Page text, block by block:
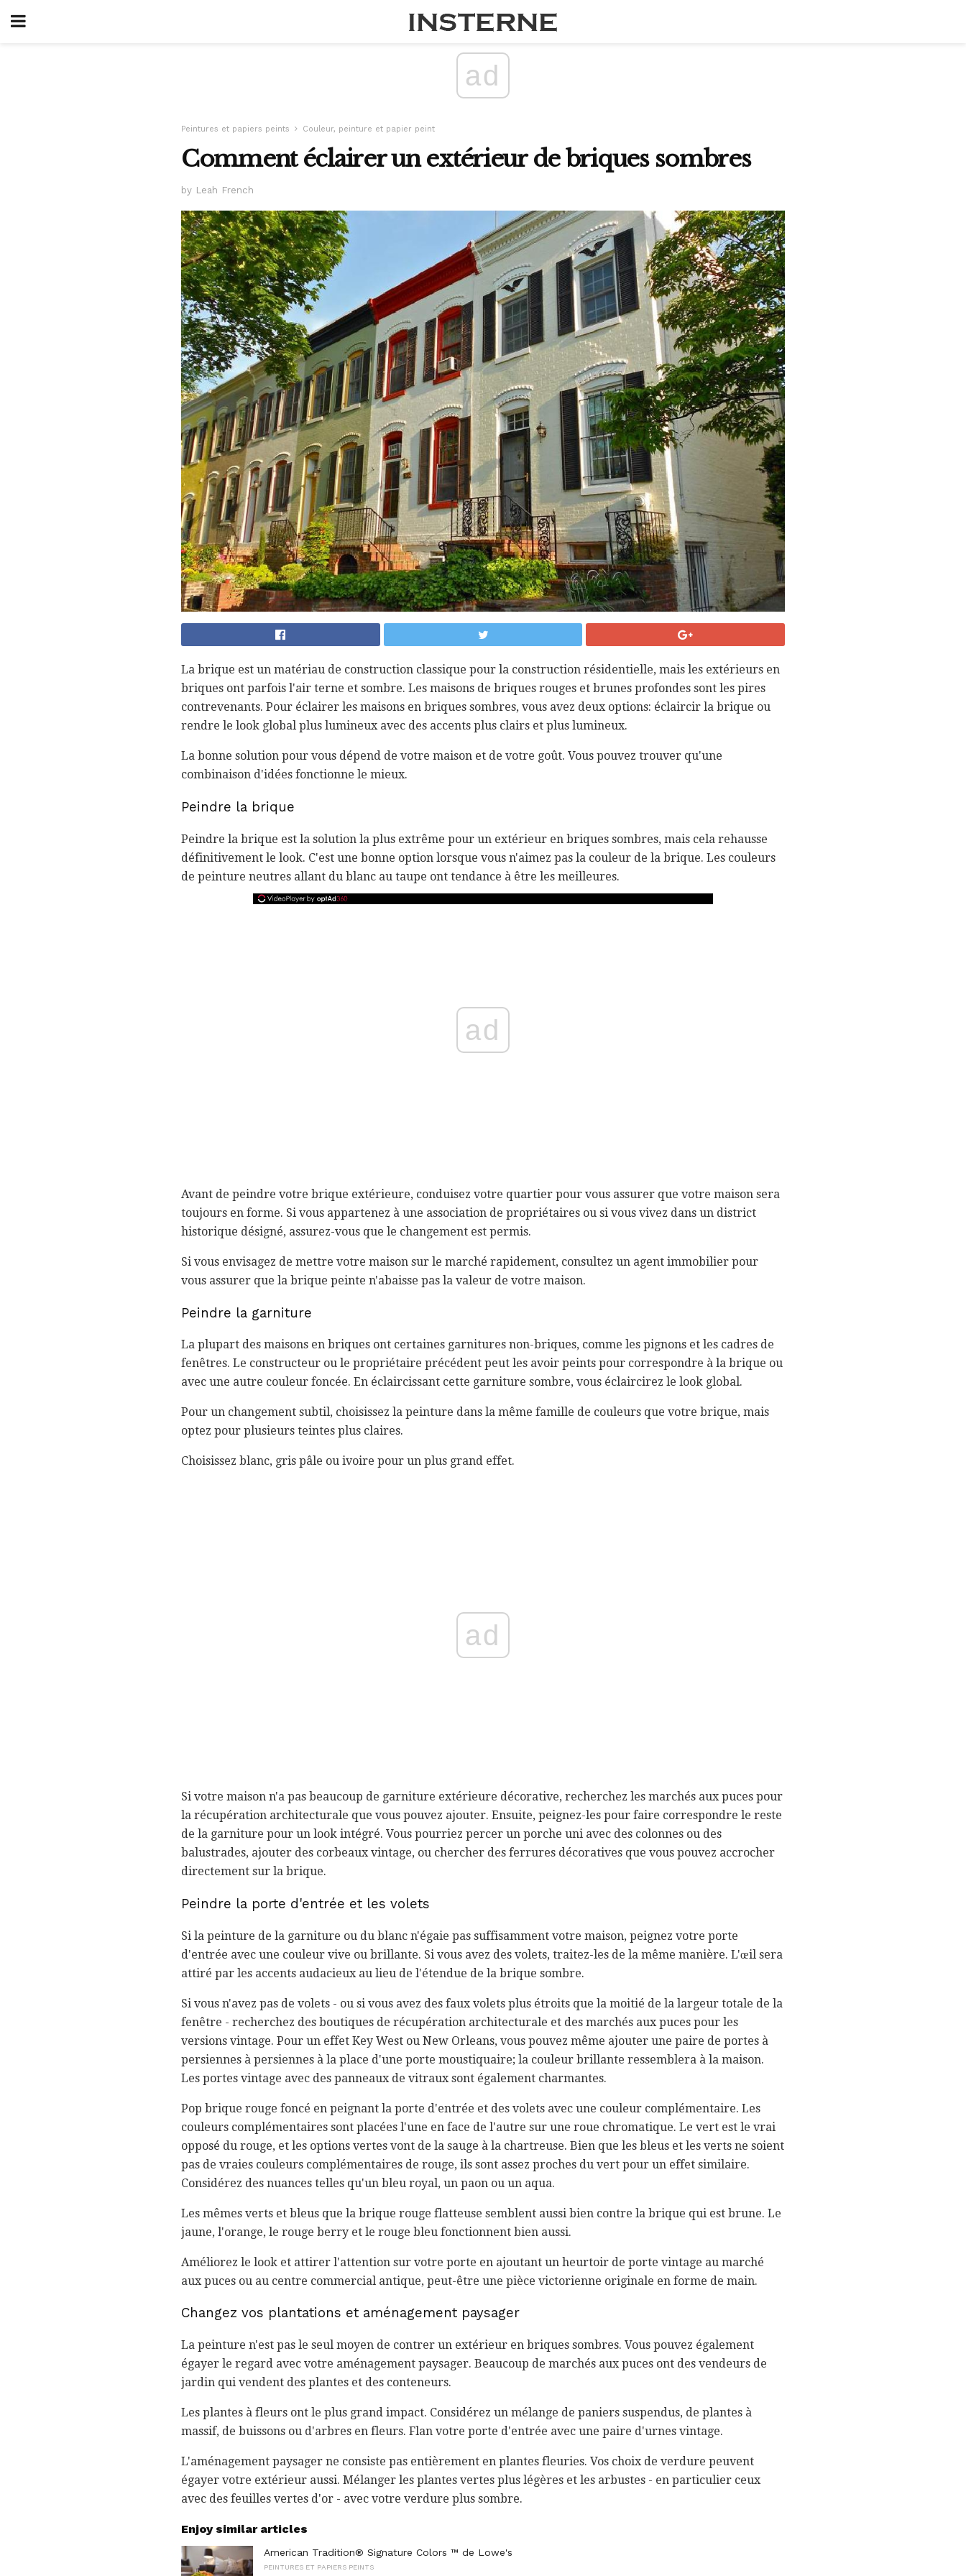
ad
Peintures et papiers peints Couleur, peinture et papier peint
Comment éclairer un extérieur de briques sombres
by Leah French
La brique est un matériau de construction classique pour la construction résidentielle, mais les extérieurs en
briques ont parfois l'air terne et sombre. Les maisons de briques rouges et brunes profondes sont les pires
contrevenants. Pour éclairer les maisons en briques sombres, vous avez deux options: éclaircir la brique ou
rendre le look global plus lumineux avec des accents plus clairs et plus lumineux.
La bonne solution pour vous dépend de votre maison et de votre goût. Vous pouvez trouver qu'une
combinaison d'idées fonctionne le mieux.
Peindre la brique
Peindre la brique est la solution la plus extrême pour un extérieur en briques sombres, mais cela rehausse
définitivement le look. C'est une bonne option lorsque vous n'aimez pas la couleur de la brique. Les couleurs
de peinture neutres allant du blanc au taupe ont tendance à être les meilleures.
ad
Avant de peindre votre brique extérieure, conduisez votre quartier pour vous assurer que votre maison sera
toujours en forme. Si vous appartenez à une association de propriétaires ou si vous vivez dans un district
historique désigné, assurez-vous que le changement est permis.
Si vous envisagez de mettre votre maison sur le marché rapidement, consultez un agent immobilier pour
vous assurer que la brique peinte n'abaisse pas la valeur de votre maison.
Peindre la garniture
La plupart des maisons en briques ont certaines garnitures non-briques, comme les pignons et les cadres de
fenêtres. Le constructeur ou le propriétaire précédent peut les avoir peints pour correspondre à la brique ou
avec une autre couleur foncée. En éclaircissant cette garniture sombre, vous éclaircirez le look global.
Pour un changement subtil, choisissez la peinture dans la même famille de couleurs que votre brique, mais
optez pour plusieurs teintes plus claires.
Choisissez blanc, gris pâle ou ivoire pour un plus grand effet.
ad
Si votre maison n'a pas beaucoup de garniture extérieure décorative, recherchez les marchés aux puces pour
la récupération architecturale que vous pouvez ajouter. Ensuite, peignez-les pour faire correspondre le reste
de la garniture pour un look intégré. Vous pourriez percer un porche uni avec des colonnes ou des
balustrades, ajouter des corbeaux vintage, ou chercher des ferrures décoratives que vous pouvez accrocher
directement sur la brique.
Peindre la porte d'entrée et les volets
Si la peinture de la garniture ou du blanc n'égaie pas suffisamment votre maison, peignez votre porte
d'entrée avec une couleur vive ou brillante. Si vous avez des volets, traitez-les de la même manière. L'œil sera
attiré par les accents audacieux au lieu de l'étendue de la brique sombre.
Si vous n'avez pas de volets - ou si vous avez des faux volets plus étroits que la moitié de la largeur totale de la
fenêtre - recherchez des boutiques de récupération architecturale et des marchés aux puces pour les
versions vintage. Pour un effet Key West ou New Orleans, vous pouvez même ajouter une paire de portes à
persiennes à persiennes à la place d'une porte moustiquaire; la couleur brillante ressemblera à la maison.
Les portes vintage avec des panneaux de vitraux sont également charmantes.
Pop brique rouge foncé en peignant la porte d'entrée et des volets avec une couleur complémentaire. Les
couleurs complémentaires sont placées l'une en face de l'autre sur une roue chromatique. Le vert est le vrai
opposé du rouge, et les options vertes vont de la sauge à la chartreuse. Bien que les bleus et les verts ne soient
pas de vraies couleurs complémentaires de rouge, ils sont assez proches du vert pour un effet similaire.
Considérez des nuances telles qu'un bleu royal, un paon ou un aqua.
Les mêmes verts et bleus que la brique rouge flatteuse semblent aussi bien contre la brique qui est brune. Le
jaune, l'orange, le rouge berry et le rouge bleu fonctionnent bien aussi.
Améliorez le look et attirer l'attention sur votre porte en ajoutant un heurtoir de porte vintage au marché
aux puces ou au centre commercial antique, peut-être une pièce victorienne originale en forme de main.
Changez vos plantations et aménagement paysager
La peinture n'est pas le seul moyen de contrer un extérieur en briques sombres. Vous pouvez également
égayer le regard avec votre aménagement paysager. Beaucoup de marchés aux puces ont des vendeurs de
jardin qui vendent des plantes et des conteneurs.
Les plantes à fleurs ont le plus grand impact. Considérez un mélange de paniers suspendus, de plantes à
massif, de buissons ou d'arbres en fleurs. Flan votre porte d'entrée avec une paire d'urnes vintage.
L'aménagement paysager ne consiste pas entièrement en plantes fleuries. Vos choix de verdure peuvent
égayer votre extérieur aussi. Mélanger les plantes vertes plus légères et les arbustes - en particulier ceux
avec des feuilles vertes d'or - avec votre verdure plus sombre.
Enjoy similar articles
American Tradition® Signature Colors ™ de Lowe's
PEINTURES ET PAPIERS PEINTS